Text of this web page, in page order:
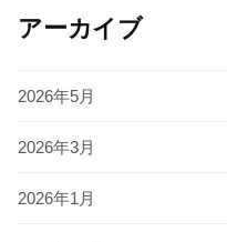
アーカイブ
2026年5月
2026年3月
2026年1月